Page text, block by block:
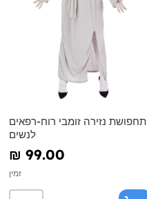
תחפושת נזירה זומבי רוח-רפאים
לנשים
₪‎ 99.00
זמין